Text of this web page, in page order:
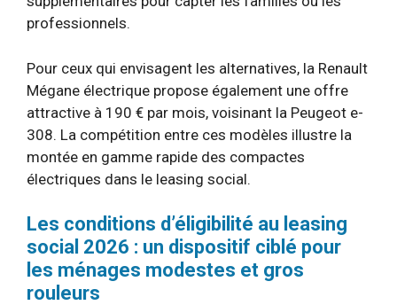
professionnels.
Pour ceux qui envisagent les alternatives, la Renault
Mégane électrique propose également une offre
attractive à 190 € par mois, voisinant la Peugeot e-
308. La compétition entre ces modèles illustre la
montée en gamme rapide des compactes
électriques dans le leasing social.
Les conditions d’éligibilité au leasing
social 2026 : un dispositif ciblé pour
les ménages modestes et gros
rouleurs